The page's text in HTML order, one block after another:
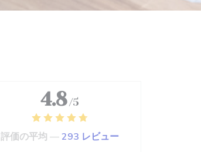
4.8 /5
評価の平均 —293 レビュー